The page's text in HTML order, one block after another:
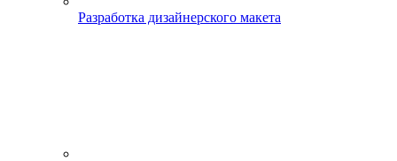
Разработка дизайнерского макета